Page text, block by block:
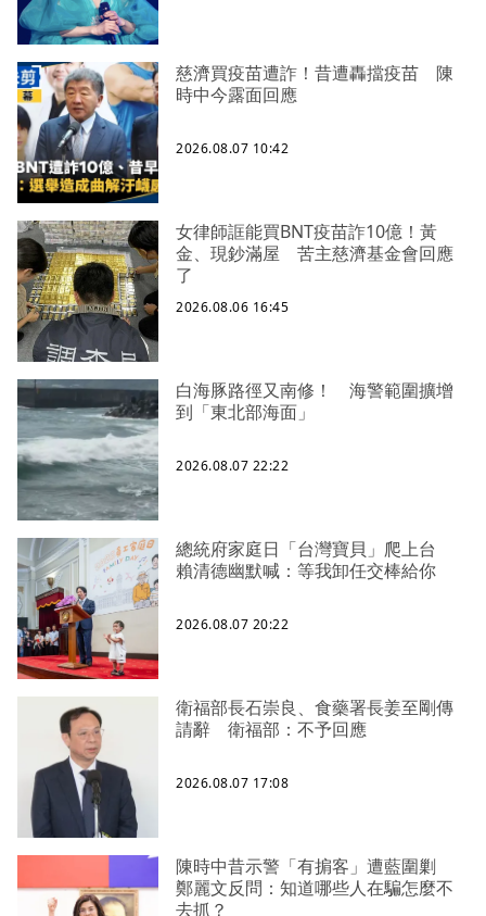
慈濟買疫苗遭詐！昔遭轟擋疫苗 陳
時中今露面回應
2026.08.07 10:42
女律師誆能買BNT疫苗詐10億！黃
金、現鈔滿屋 苦主慈濟基金會回應
了
2026.08.06 16:45
白海豚路徑又南修！ 海警範圍擴增
到「東北部海面」
2026.08.07 22:22
總統府家庭日「台灣寶貝」爬上台
賴清德幽默喊：等我卸任交棒給你
2026.08.07 20:22
衛福部長石崇良、食藥署長姜至剛傳
請辭 衛福部：不予回應
2026.08.07 17:08
陳時中昔示警「有掮客」遭藍圍剿
鄭麗文反問：知道哪些人在騙怎麼不
去抓？